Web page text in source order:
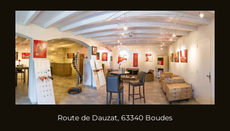
Route de Dauzat, 63340 Boudes